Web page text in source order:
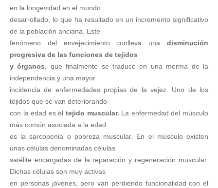
en la longevidad en el mundo
desarrollado, lo que ha resultado en un incremento significativo
de la población anciana. Este
fenómeno del envejecimiento conlleva una disminución
progresiva de las funciones de tejidos
y órganos, que finalmente se traduce en una merma de la
independencia y una mayor
incidencia de enfermedades propias de la vejez. Uno de los
tejidos que se van deteriorando
con la edad es el tejido muscular. La enfermedad del músculo
más común asociada a la edad
es la sarcopenia o pobreza muscular. En el músculo existen
unas células denominadas células
satélite encargadas de la reparación y regeneración muscular.
Dichas células son muy activas
en personas jóvenes, pero van perdiendo funcionalidad con el